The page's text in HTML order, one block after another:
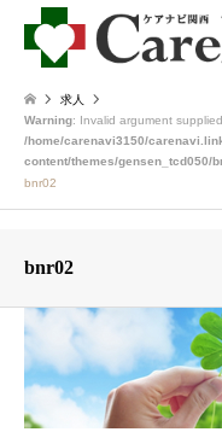
求人
Warning: Invalid argument
/home/carenavi3150/
content/themes/gensen_tcd050/
bnr02
bnr02